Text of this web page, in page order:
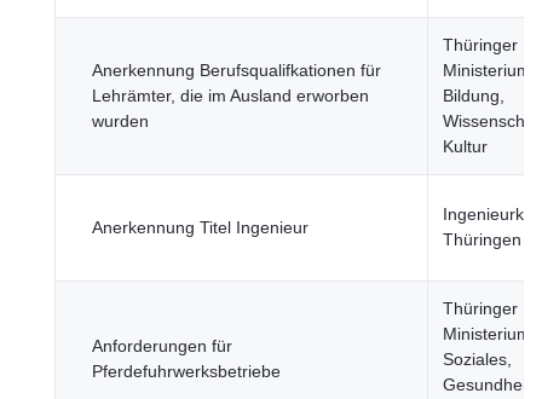
Anerkennung Berufsqualifkationen für
Lehrämter, die im Ausland erworben
wurden
Thüringer
Ministerium
Bildung,
Kultur
Anerkennung Titel Ingenieur
Thüringen
Anforderungen für
Pferdefuhrwerksbetriebe
Thüringer
Ministerium
Soziales,
Gesundheit,